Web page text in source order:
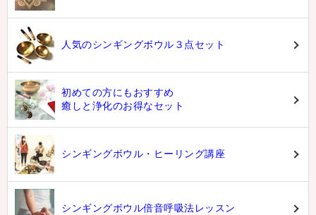
人気のシンギングボウル３点セット
初めての方にもおすすめ
癒しと浄化のお得なセット
シンギングボウル・ヒーリング講座
シンギングボウル倍音呼吸法レッスン